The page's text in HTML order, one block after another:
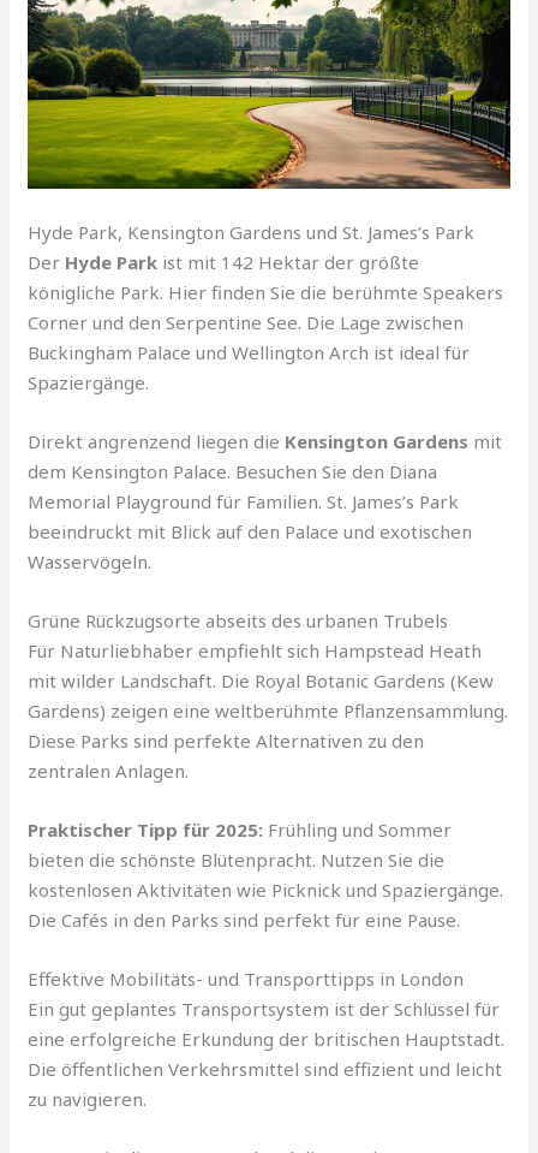
Hyde Park, Kensington Gardens und St. James’s Park
Der Hyde Park ist mit 142 Hektar der größte
königliche Park. Hier finden Sie die berühmte Speakers
Corner und den Serpentine See. Die Lage zwischen
Buckingham Palace und Wellington Arch ist ideal für
Spaziergänge.
Direkt angrenzend liegen die Kensington Gardens mit
dem Kensington Palace. Besuchen Sie den Diana
Memorial Playground für Familien. St. James’s Park
beeindruckt mit Blick auf den Palace und exotischen
Wasservögeln.
Grüne Rückzugsorte abseits des urbanen Trubels
Für Naturliebhaber empfiehlt sich Hampstead Heath
mit wilder Landschaft. Die Royal Botanic Gardens (Kew
Gardens) zeigen eine weltberühmte Pflanzensammlung.
Diese Parks sind perfekte Alternativen zu den
zentralen Anlagen.
Praktischer Tipp für 2025: Frühling und Sommer
bieten die schönste Blütenpracht. Nutzen Sie die
kostenlosen Aktivitäten wie Picknick und Spaziergänge.
Die Cafés in den Parks sind perfekt für eine Pause.
Effektive Mobilitäts- und Transporttipps in London
Ein gut geplantes Transportsystem ist der Schlüssel für
eine erfolgreiche Erkundung der britischen Hauptstadt.
Die öffentlichen Verkehrsmittel sind effizient und leicht
zu navigieren.